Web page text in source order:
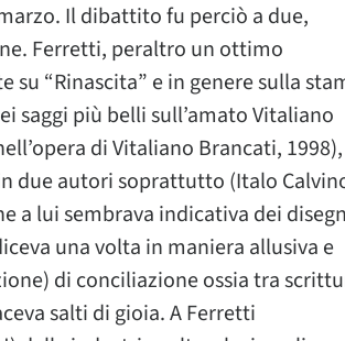
Il dibattito fu perciò a due,
Ferretti, peraltro un ottimo
“Rinascita” e in genere sulla
saggi più belli sull’amato Vitaliano
di Vitaliano Brancati, 1998),
due autori soprattutto (Italo
a lui sembrava indicativa dei
una volta in maniera allusiva e
di conciliazione ossia tra
salti di gioia. A Ferretti